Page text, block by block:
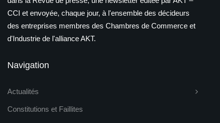
CCI et envoyée, chaque jour, à l'ensemble des décideurs
des entreprises membres des Chambres de Commerce et
d'Industrie de l'alliance AKT.
Navigation
Actualités
Constitutions et Faillites